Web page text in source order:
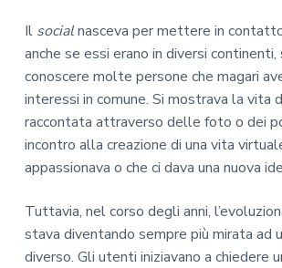
Il socialnasceva per mettere in
anche se essi erano in diversi
conoscere molte persone che magari
interessi in comune. Si mostrava la vita
raccontata attraverso delle foto o dei
incontro alla creazione di una vita
appassionava o che ci dava una nuova
Tuttavia, nel corso degli anni,
stava diventando sempre più mirata ad
diverso. Gli utenti iniziavano a chiedere